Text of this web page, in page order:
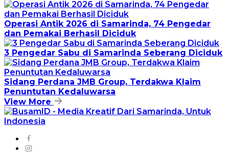
Operasi Antik 2026 di Samarinda, 74 Pengedar
dan Pemakai Berhasil Diciduk
3 Pengedar Sabu di Samarinda Seberang Diciduk
Sidang Perdana JMB Group, Terdakwa Klaim
Penuntutan Kedaluwarsa
View More